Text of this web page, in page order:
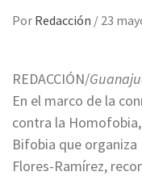
Por Redacción / 23
REDACCIÓN/
En el marco de la
contra la
Bifobia que
Flores-Ramírez,